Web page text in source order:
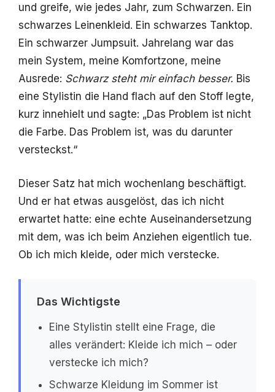
und greife, wie jedes Jahr, zum Schwarzen. Ein
schwarzes Leinenkleid. Ein schwarzes Tanktop.
Ein schwarzer Jumpsuit. Jahrelang war das
mein System, meine Komfortzone, meine
Ausrede: Schwarz steht mir einfach besser. Bis
eine Stylistin die Hand flach auf den Stoff legte,
kurz innehielt und sagte: „Das Problem ist nicht
die Farbe. Das Problem ist, was du darunter
versteckst.“
Dieser Satz hat mich wochenlang beschäftigt.
Und er hat etwas ausgelöst, das ich nicht
erwartet hatte: eine echte Auseinandersetzung
mit dem, was ich beim Anziehen eigentlich tue.
Ob ich mich kleide, oder mich verstecke.
Das Wichtigste
Eine Stylistin stellt eine Frage, die
alles verändert: Kleide ich mich – oder
verstecke ich mich?
Schwarze Kleidung im Sommer ist